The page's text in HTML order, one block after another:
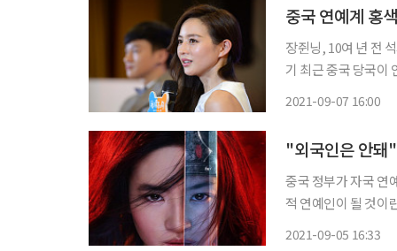
장쥔닝, 10여 년 전
기 최근 중국 당국이 연예인을 대상으로 규제 고삐를 조이는 가운데 ‘중국인’임을 강조하고 나
2021-09-07 16:00
"외국인은 안돼
중국 정부가 자국 연
적 연예인이 될 것
2021-09-05 16:33